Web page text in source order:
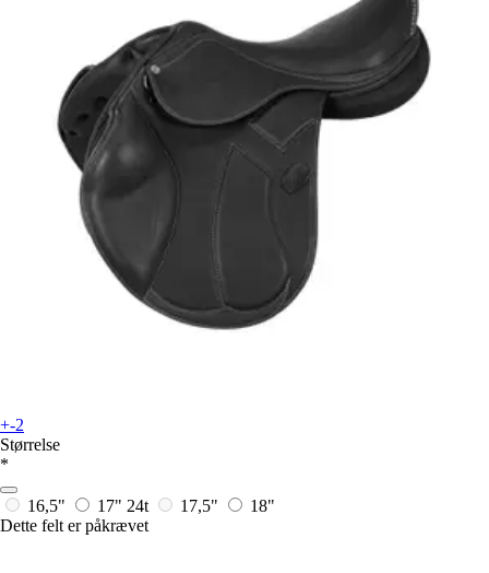
+-2
Størrelse
*
16,5" 17" 24t 17,5"
18"
Dette felt er påkrævet